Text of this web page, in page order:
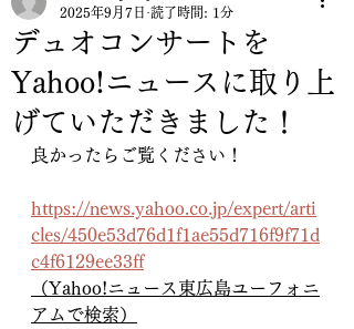
デュオコンサートを
Yahoo!ニュースに取り上
げていただきました！
2025年9月7日 読了時間: 1分
良かったらご覧ください！
https://news.yahoo.co.jp/expert/arti
cles/450e53d76d1f1ae55d716f9f71d
c4f6129ee33ff
（Yahoo!ニュース東広島ユーフォニ
アムで検索）